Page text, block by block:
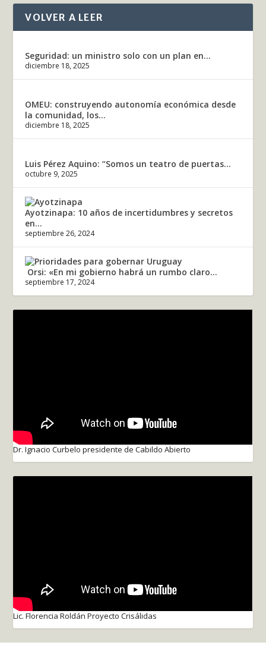
VOLVER A LEER
Seguridad: un ministro solo con un plan en...
diciembre 18, 2025
OMEU: construyendo autonomía económica desde
la comunidad, los...
diciembre 18, 2025
Luis Pérez Aquino: “Somos un teatro de puertas...
octubre 9, 2025
Ayotzinapa: 10 años de incertidumbres y secretos
en...
septiembre 26, 2024
Orsi: «En mi gobierno habrá un rumbo claro...
septiembre 17, 2024
Dr. Ignacio Curbelo presidente de Cabildo Abierto
Lic. Florencia Roldán Proyecto Crisálidas